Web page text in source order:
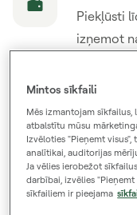
Piekļūsti
izņemot
Minimāli
Sāc tikai
maksām
Uzticams
Vairāk
Mintos sīkfaili
Mēs izmantojam
atbalstītu mūsu
Izvēloties "Pieņemt
analītikai, auditorijas
Ja vēlies ierobežot
darbībai, izvēlies
sīkfailiem ir pieejama